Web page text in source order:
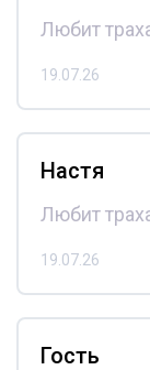
Любит
19.07.26
Настя
Любит
19.07.26
Гость